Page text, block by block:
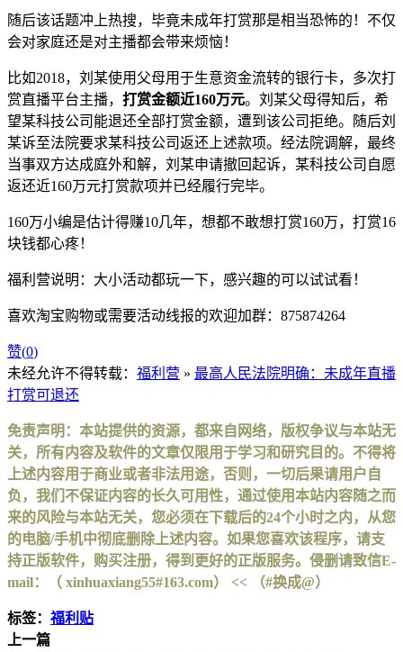
随后该话题冲上热搜，毕竟未成年打赏那是相当恐怖的！不仅
会对家庭还是对主播都会带来烦恼！
比如2018，刘某使用父母用于生意资金流转的银行卡，多次打
赏直播平台主播， 打赏金额近160万元。刘某父母得知后，希
望某科技公司能退还全部打赏金额，遭到该公司拒绝。随后刘
某诉至法院要求某科技公司返还上述款项。经法院调解，最终
当事双方达成庭外和解，刘某申请撤回起诉，某科技公司自愿
返还近160万元打赏款项并已经履行完毕。
160万小编是估计得赚10几年，想都不敢想打赏160万，打赏16
块钱都心疼！
福利营说明：大小活动都玩一下，感兴趣的可以试试看！
喜欢淘宝购物或需要活动线报的欢迎加群：875874264
赞(0)
未经允许不得转载： 福利营 » 最高人民法院明确：未成年直播
打赏可退还
免责声明：本站提供的资源，都来自网络，版权争议与本站无
关，所有内容及软件的文章仅限用于学习和研究目的。不得将
上述内容用于商业或者非法用途，否则，一切后果请用户自
负，我们不保证内容的长久可用性，通过使用本站内容随之而
来的风险与本站无关，您必须在下载后的24个小时之内，从您
的电脑/手机中彻底删除上述内容。如果您喜欢该程序，请支
持正版软件，购买注册，得到更好的正版服务。侵删请致信E-
mail：（ xinhuaxiang55#163.com） << （#换成@）
标签： 福利贴
上一篇